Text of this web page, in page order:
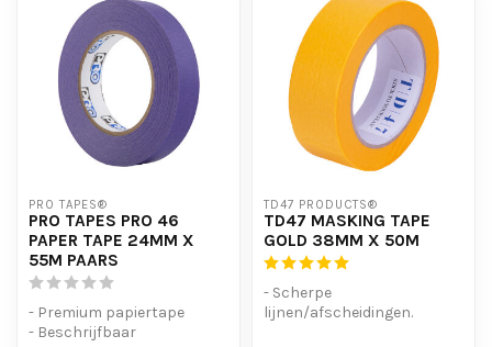
PRO TAPES®
PRO TAPES PRO 46
PAPER TAPE 24MM X
55M PAARS
- Premium papiertape
- Beschrijfbaar
TD47 PRODUCTS®
TD47 MASKING TAPE
GOLD 38MM X 50M
- Scherpe
lijnen/afscheidingen.